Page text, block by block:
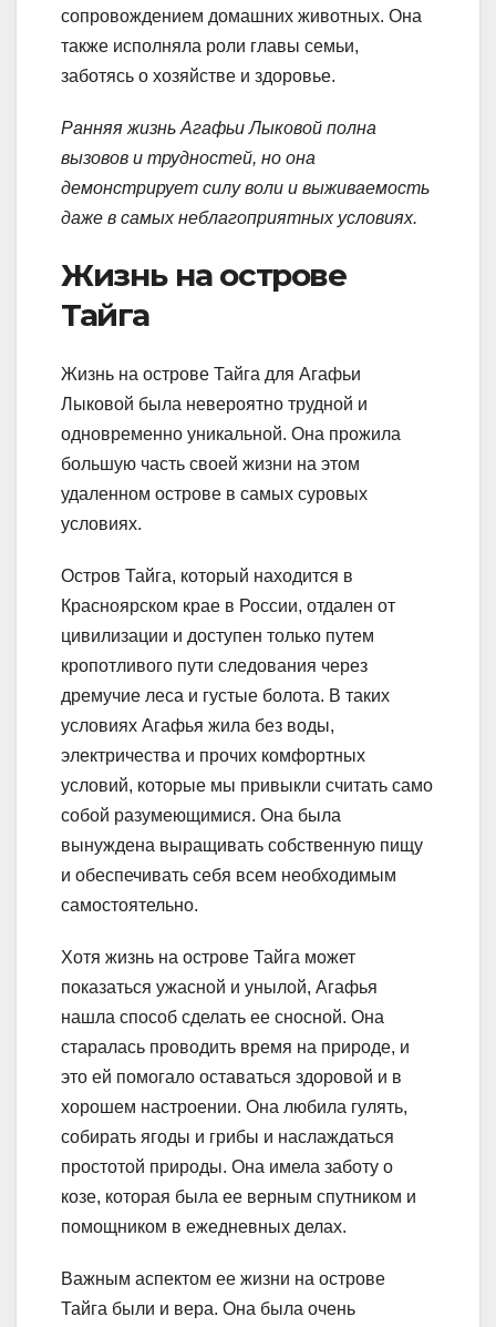
сопровождением домашних животных. Она
также исполняла роли главы семьи,
заботясь о хозяйстве и здоровье.
Ранняя жизнь Агафьи Лыковой полна
вызовов и трудностей, но она
демонстрирует силу воли и выживаемость
даже в самых неблагоприятных условиях.
Жизнь на острове
Тайга
Жизнь на острове Тайга для Агафьи
Лыковой была невероятно трудной и
одновременно уникальной. Она прожила
большую часть своей жизни на этом
удаленном острове в самых суровых
условиях.
Остров Тайга, который находится в
Красноярском крае в России, отдален от
цивилизации и доступен только путем
кропотливого пути следования через
дремучие леса и густые болота. В таких
условиях Агафья жила без воды,
электричества и прочих комфортных
условий, которые мы привыкли считать само
собой разумеющимися. Она была
вынуждена выращивать собственную пищу
и обеспечивать себя всем необходимым
самостоятельно.
Хотя жизнь на острове Тайга может
показаться ужасной и унылой, Агафья
нашла способ сделать ее сносной. Она
старалась проводить время на природе, и
это ей помогало оставаться здоровой и в
хорошем настроении. Она любила гулять,
собирать ягоды и грибы и наслаждаться
простотой природы. Она имела заботу о
козе, которая была ее верным спутником и
помощником в ежедневных делах.
Важным аспектом ее жизни на острове
Тайга были и вера. Она была очень